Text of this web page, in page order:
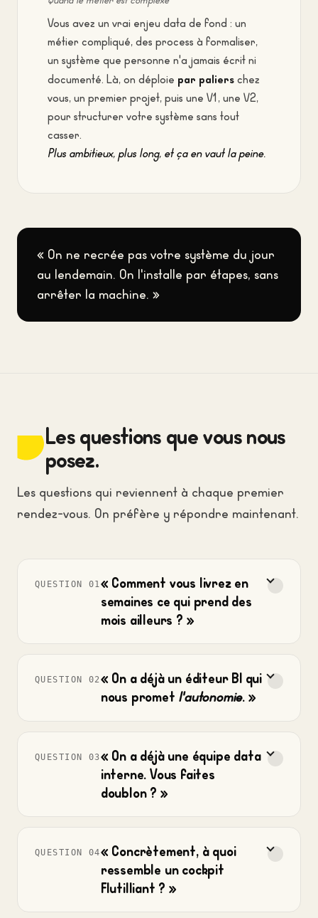
Vous avez un vrai enjeu data de fond : un
métier compliqué, des process à formaliser,
un système que personne n'a jamais écrit ni
documenté. Là, on déploie par palierschez
vous, un premier projet, puis une V1, une V2,
pour structurer votre système sans tout
casser.
Plus ambitieux, plus long, et ça en vaut la peine.
« On ne recrée pas votre système du jour
au lendemain. On l'installe par étapes, sans
arrêter la machine. »
Les questions que vous nous
posez.
Les questions qui reviennent à chaque premier
rendez-vous. On préfère y répondre maintenant.
QUESTION 01« Comment vous livrez en
semaines ce qui prend des
mois ailleurs ? »
QUESTION 02« On a déjà un éditeur BI qui
nous promet l'autonomie. »
QUESTION 03« On a déjà une équipe data
interne. Vous faites
doublon ? »
QUESTION 04« Concrètement, à quoi
ressemble un cockpit
Flutilliant ? »